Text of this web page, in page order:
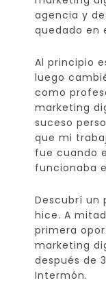
agencia y
quedado en
Al principio
luego
como
marketing
suceso
que mi
fue cuando
funcionaba
Descubrí un
hice. A
primera
marketing
después de
Intermón.